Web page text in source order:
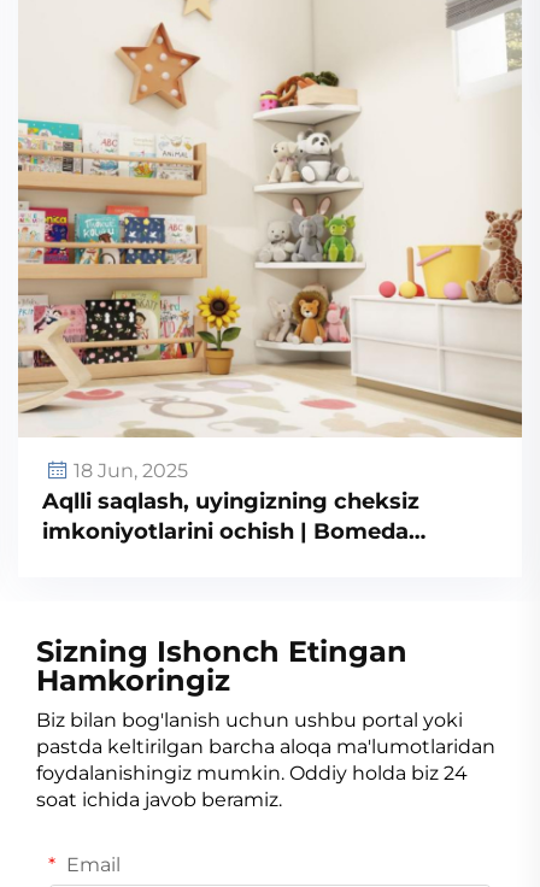
18 Jun, 2025
Aqlli saqlash, uyingizning cheksiz
imkoniyotlarini ochish | Bomeda
Sizning Ishonch Etingan
Hamkoringiz
Biz bilan bog'lanish uchun ushbu portal yoki
pastda keltirilgan barcha aloqa ma'lumotlaridan
foydalanishingiz mumkin. Oddiy holda biz 24
soat ichida javob beramiz.
Email